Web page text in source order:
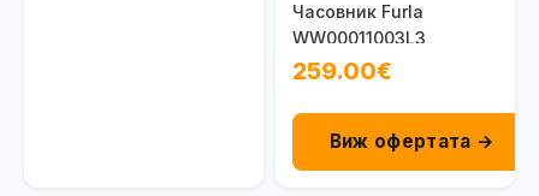
Часовник Furla
WW00011003L3
259.00€
Виж офертата →